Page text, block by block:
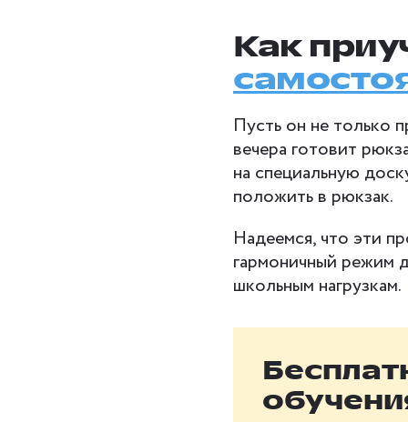
Как
Пусть он не только
вечера готовит
на специальную
положить в рюкзак.
Надеемся, что эти
гармоничный режим
школьным нагрузкам.